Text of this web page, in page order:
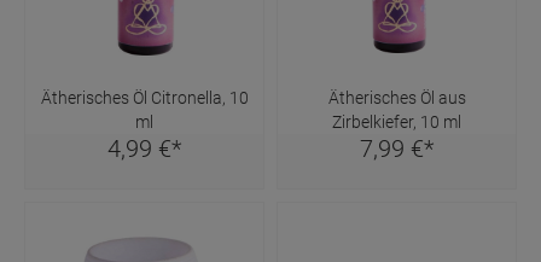
Ätherisches Öl Citronella, 10
ml
4,99 €*
Ätherisches Öl aus
Zirbelkiefer, 10 ml
7,99 €*